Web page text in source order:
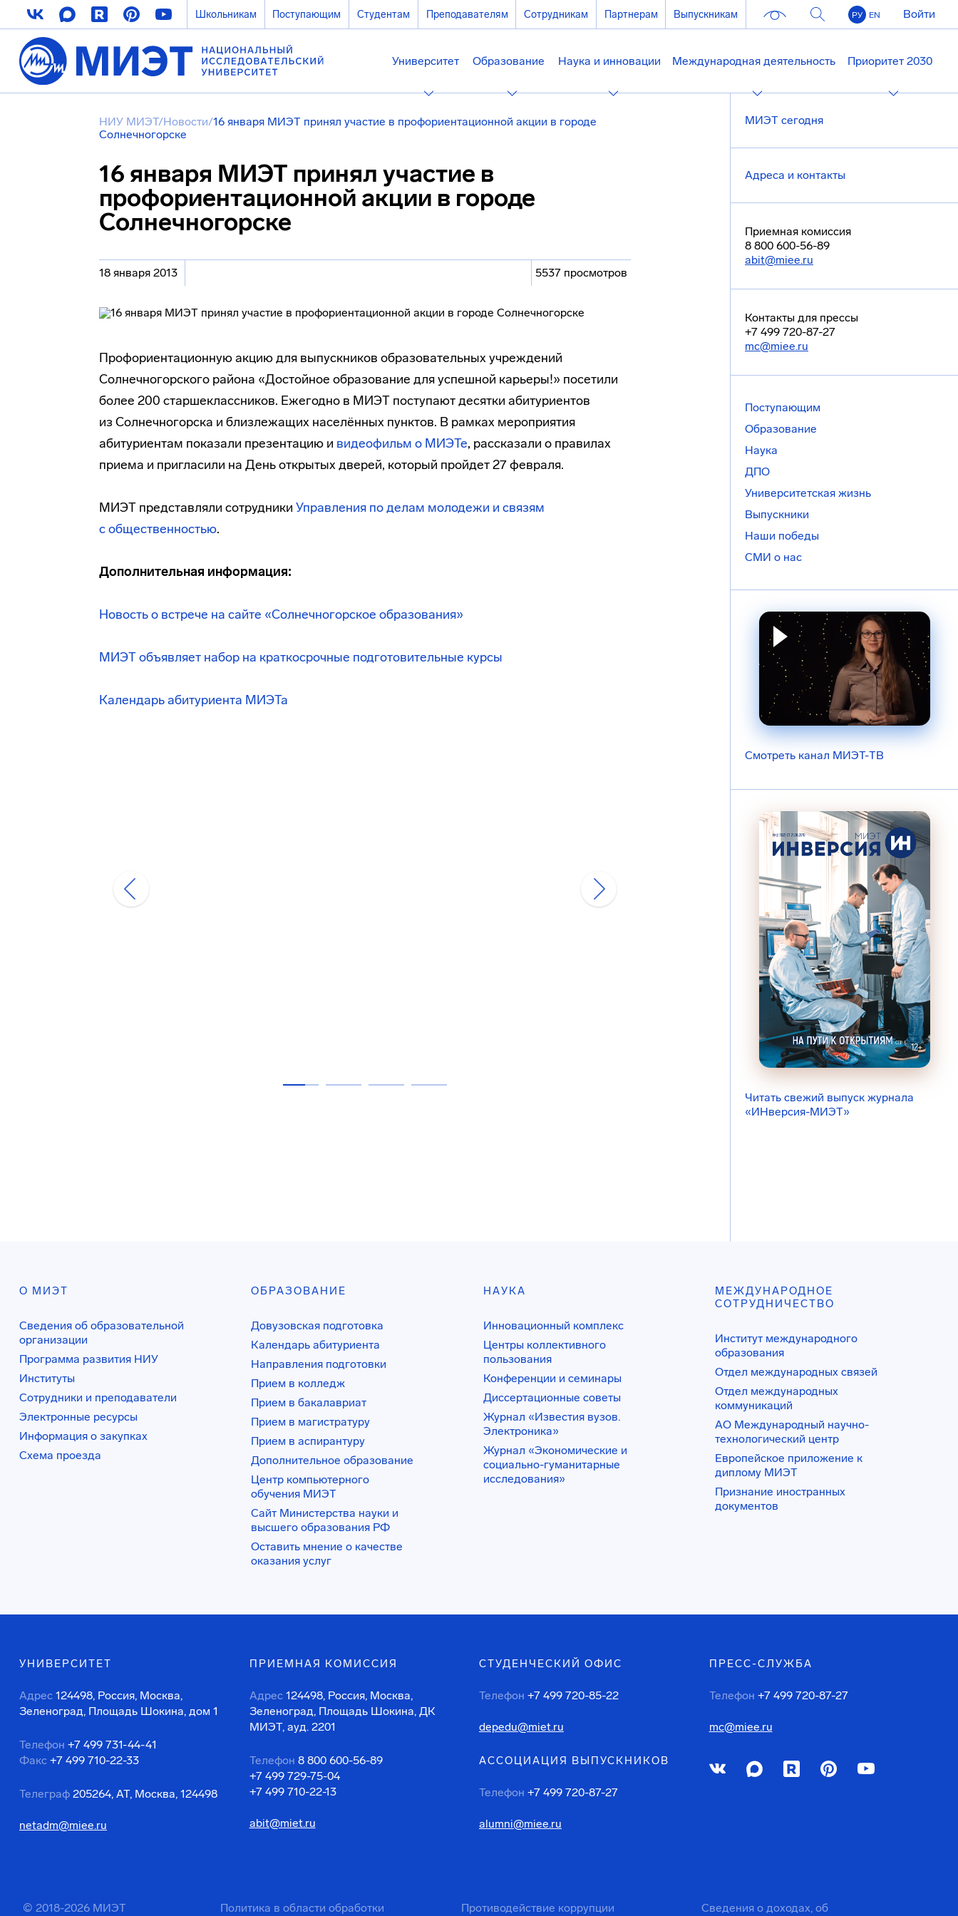
Школьникам Поступающим Студентам Преподавателям Сотрудникам Партнерам Выпускникам РУ EN Войти
Университет Образование Наука и инновации Международная деятельность Приоритет 2030
НИУ МИЭТ/Новости/16 января МИЭТ принял участие в профориентационной акции в городе
Солнечногорске
16 января МИЭТ принял участие в
профориентационной акции в городе
Солнечногорске
18 января 2013 5537 просмотров
Профориентационную акцию для выпускников образовательных учреждений
Солнечногорского района «Достойное образование для успешной карьеры!» посетили
более 200 старшеклассников. Ежегодно в МИЭТ поступают десятки абитуриентов
из Солнечногорска и близлежащих населённых пунктов. В рамках мероприятия
абитуриентам показали презентацию и видеофильм о МИЭТе, рассказали о правилах
приема и пригласили на День открытых дверей, который пройдет 27 февраля.
МИЭТ представляли сотрудники Управления по делам молодежи и связям
с общественностью.
Дополнительная информация:
Новость о встрече на сайте «Солнечногорское образования»
МИЭТ объявляет набор на краткосрочные подготовительные курсы
Календарь абитуриента МИЭТа
МИЭТ сегодня
Адреса и контакты
Приемная комиссия
8 800 600-56-89
abit@miee.ru
Контакты для прессы
+7 499 720-87-27
mc@miee.ru
Поступающим
Образование
Наука
ДПО
Университетская жизнь
Выпускники
Наши победы
СМИ о нас
Смотреть канал МИЭТ-ТВ
Читать свежий выпуск журнала
«ИНверсия-МИЭТ»
О МИЭТ
Сведения об образовательной
организации
Программа развития НИУ
Институты
Сотрудники и преподаватели
Электронные ресурсы
Информация о закупках
Схема проезда
ОБРАЗОВАНИЕ
Довузовская подготовка
Календарь абитуриента
Направления подготовки
Прием в колледж
Прием в бакалавриат
Прием в магистратуру
Прием в аспирантуру
Дополнительное образование
Центр компьютерного
обучения МИЭТ
Сайт Министерства науки и
высшего образования РФ
Оставить мнение о качестве
оказания услуг
НАУКА
Инновационный комплекс
Центры коллективного
пользования
Конференции и семинары
Диссертационные советы
Журнал «Известия вузов.
Электроника»
Журнал «Экономические и
социально-гуманитарные
исследования»
МЕЖДУНАРОДНОЕ
СОТРУДНИЧЕСТВО
Институт международного
образования
Отдел международных связей
Отдел международных
коммуникаций
АО Международный научно-
технологический центр
Европейское приложение к
диплому МИЭТ
Признание иностранных
документов
УНИВЕРСИТЕТ
Адрес 124498, Россия, Москва,
Зеленоград, Площадь Шокина, дом 1
Телефон +7 499 731-44-41
Факс +7 499 710-22-33
Телеграф 205264, АТ, Москва, 124498
netadm@miee.ru
ПРИЕМНАЯ КОМИССИЯ
Адрес 124498, Россия, Москва,
Зеленоград, Площадь Шокина, ДК
МИЭТ, ауд. 2201
Телефон 8 800 600-56-89
+7 499 729-75-04
+7 499 710-22-13
abit@miet.ru
СТУДЕНЧЕСКИЙ ОФИС
Телефон +7 499 720-85-22
depedu@miet.ru
АССОЦИАЦИЯ ВЫПУСКНИКОВ
Телефон +7 499 720-87-27
alumni@miee.ru
ПРЕСС-СЛУЖБА
Телефон +7 499 720-87-27
mc@miee.ru
© 2018-2026 МИЭТ
Политика в области обработки
Противодействие коррупции
Сведения о доходах, об